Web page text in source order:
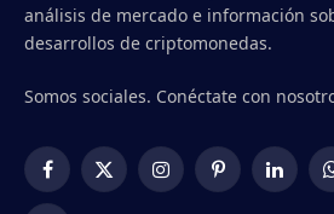
análisis de mercado e información
desarrollos de criptomonedas.
Somos sociales. Conéctate con
Facebook
X
InstagramPinterest